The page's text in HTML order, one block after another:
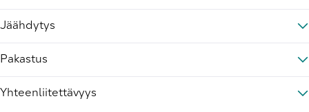
Jäähdytys
Pakastus
Yhteenliitettävyys